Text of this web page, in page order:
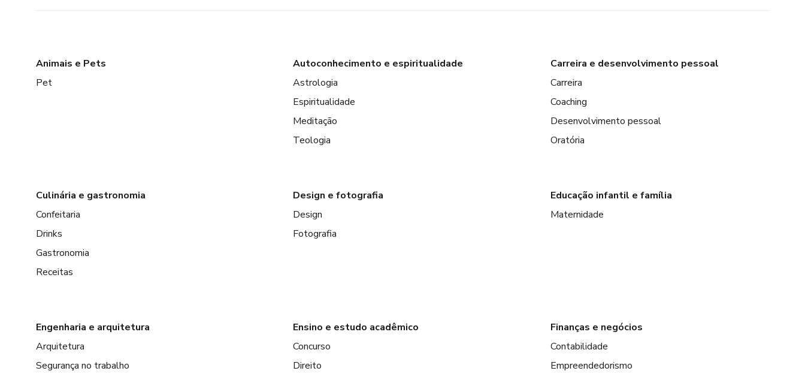
Animais e Pets
Pet
Autoconhecimento e espiritualidade
Astrologia
Espiritualidade
Meditação
Teologia
Carreira e desenvolvimento pessoal
Carreira
Coaching
Desenvolvimento pessoal
Oratória
Culinária e gastronomia
Confeitaria
Drinks
Gastronomia
Receitas
Design e fotografia
Design
Fotografia
Educação infantil e família
Maternidade
Engenharia e arquitetura
Arquitetura
Segurança no trabalho
Ensino e estudo acadêmico
Concurso
Direito
Finanças e negócios
Contabilidade
Empreendedorismo